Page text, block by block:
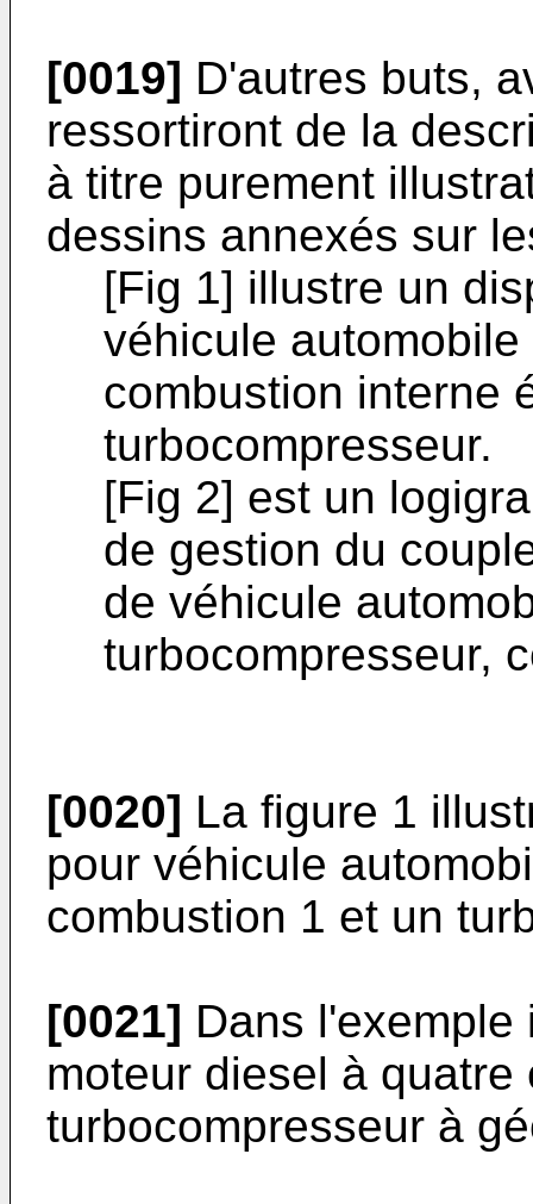
[0019] D'autres buts,
ressortiront de la
à titre purement
dessins annexés sur
[Fig 1] illustre un
véhicule
combustion interne
turbocompresseur.
[Fig 2] est un
de gestion du
de véhicule
turbocompresseur,
[0020] La figure 1
pour véhicule
combustion 1 et un
[0021] Dans
moteur diesel à
turbocompresseur à